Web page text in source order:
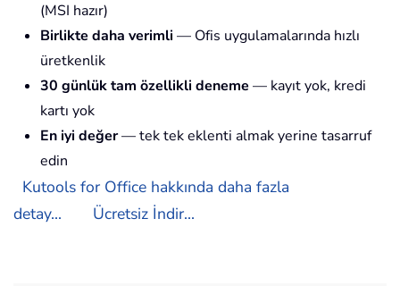
(MSI hazır)
Birlikte daha verimli — Ofis uygulamalarında hızlı
üretkenlik
30 günlük tam özellikli deneme — kayıt yok, kredi
kartı yok
En iyi değer— tek tek eklenti almak yerine tasarruf
edin
Kutools for Office hakkında daha fazla
detay...
Ücretsiz İndir...